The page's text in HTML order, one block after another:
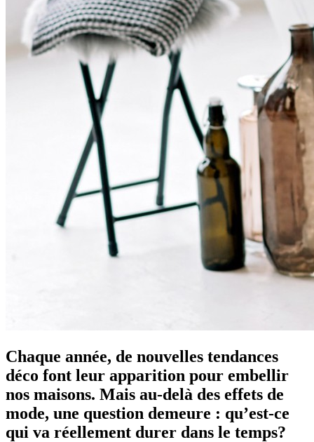
Chaque année, de nouvelles tendances
déco font leur apparition pour embellir
nos maisons. Mais au-delà des effets de
mode, une question demeure : qu’est-ce
qui va réellement durer dans le temps?